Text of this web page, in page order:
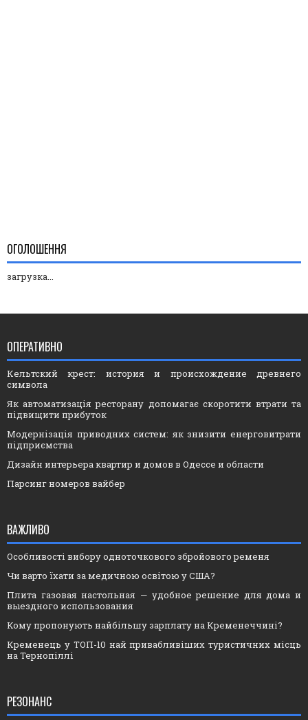
ОГОЛОШЕННЯ
загрузка...
ОПЕРАТИВНО
Кельтский крест: история и происхождение древнего
символа
Як автоматизація ресторану допомагає скоротити втрати та
підвищити прибуток
Модернізація приводних систем: як знизити енерговитрати
підприємства
Дизайн интерьера квартир и домов в Одессе и области
Парсинг номеров вайбер
ВАЖЛИВО
Особливості вибору одноточкового збройового ременя
Чи варто їхати за медичною освітою у США?
Плита газовая настольная — удобное решение для дома и
выездного использования
Кому пропонують найбільшу зарплату на Кременеччині?
Кременець у ТОП-10 най привабливіших туристичних місць
на Тернопіллі
РЕЗОНАНС